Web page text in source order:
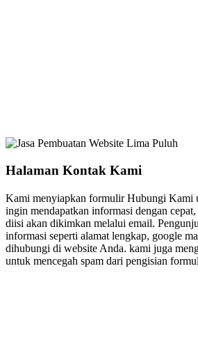
Halaman Kontak Kami
Kami menyiapkan formulir Hubungi Kami
ingin mendapatkan informasi dengan
diisi akan dikimkan melalui email.
informasi seperti alamat lengkap, google
dihubungi di website Anda. kami juga
untuk mencegah spam dari pengisian